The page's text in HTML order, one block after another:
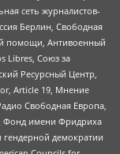
сеть журналистов-
Берлин, Свободная
помощи, Антивоенный
Libres, Союз за
Ресурсный Центр,
Article 19, Мнение
Свободная Европа,
Фонд имени Фридриха
демократии